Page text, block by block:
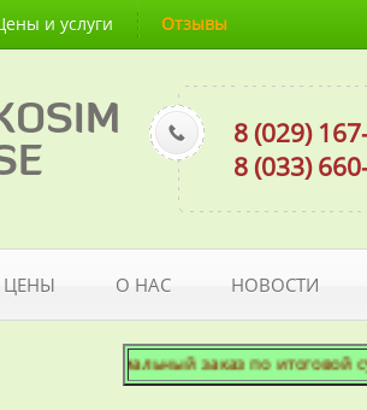
и услуги Отзывы
8 (029)
8 (033)
ЦЕНЫ О НАС НОВОСТИ
Минимальный заказ по итоговой сумме